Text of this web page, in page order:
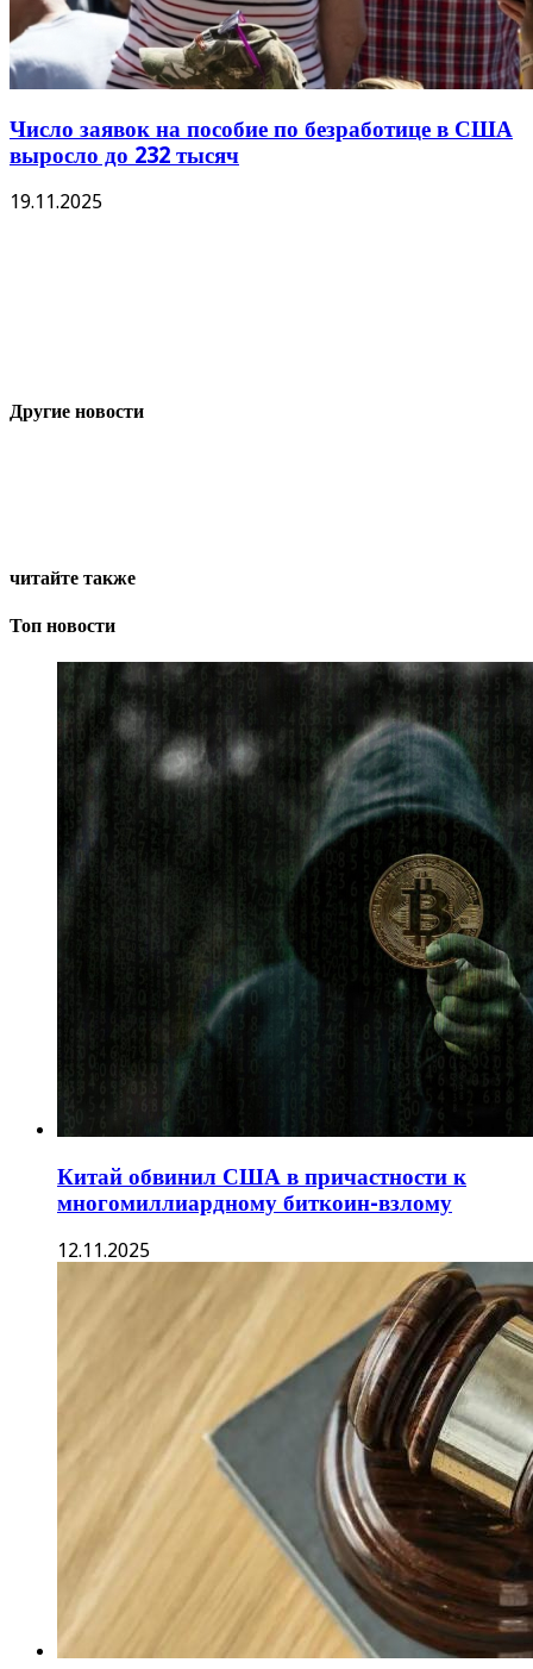
Число заявок на пособие по безработице в США
выросло до 232 тысяч
19.11.2025
Другие новости
читайте также
Топ новости
Китай обвинил США в причастности к
многомиллиардному биткоин-взлому
12.11.2025